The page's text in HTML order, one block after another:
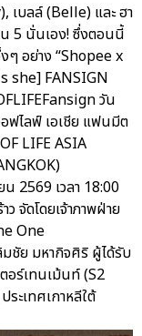
เบลล์ (Belle) และ ฮา
5 นั่นเอง! ซึ่งตอนนี้
ๆ อย่าง “Shopee x
she] FANSIGN
วัน
ฟไลฟ์ เอเชีย แฟนมีต
LIFE ASIA
2569 เวลา 18:00
จัดโดยเจ้าภาพฝ่าย
One
ชัย มหากิจศิริ ผู้ได้รับ
อร์เทนเม้นท์ (S2
ะเทศเกาหลีใต้